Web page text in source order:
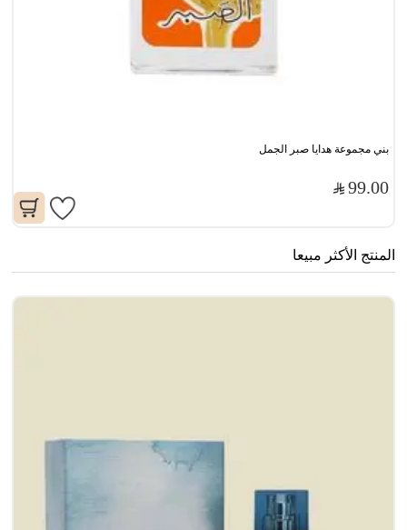
بني مجموعة هدايا صبر الجمل
99.00
المنتج الأكثر مبيعا